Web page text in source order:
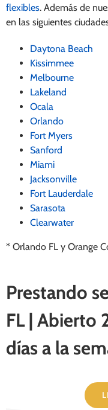
flexibles. Además de
en las siguientes
Daytona Beach
Kissimmee
Melbourne
Lakeland
Ocala
Orlando
Fort Myers
Sanford
Miami
Jacksonville
Fort Lauderdale
Sarasota
Clearwater
* Orlando FL y Orange
Prestando
FL | Abierto
días a la